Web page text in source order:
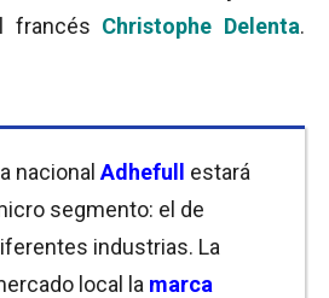
francés Christophe Delenta.
nacional Adhefull
estará
segmento: el de
industrias. La
local la marca